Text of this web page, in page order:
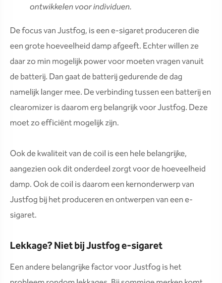
ontwikkelen voor individuen.
De focus van Justfog, is een e-sigaret produceren die
een grote hoeveelheid damp afgeeft. Echter willen ze
daar zo min mogelijk power voor moeten vragen vanuit
de batterij. Dan gaat de batterij gedurende de dag
namelijk langer mee. De verbinding tussen een batterij en
clearomizer is daarom erg belangrijk voor Justfog. Deze
moet zo efficiënt mogelijk zijn.
Ook de kwaliteit van de coil is een hele belangrijke,
aangezien ook dit onderdeel zorgt voor de hoeveelheid
damp. Ook de coil is daarom een kernonderwerp van
Justfog bij het produceren en ontwerpen van een e-
sigaret.
Lekkage? Niet bij Justfog e-sigaret
Een andere belangrijke factor voor Justfog is het